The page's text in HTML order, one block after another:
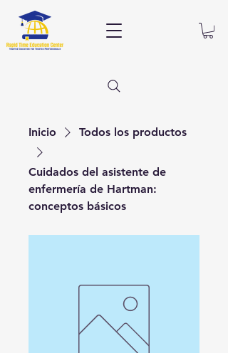
Inicio Todos los productos
Cuidados del asistente de
enfermería de Hartman:
conceptos básicos